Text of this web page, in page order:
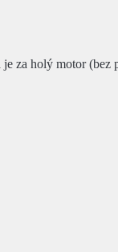
holý motor (bez